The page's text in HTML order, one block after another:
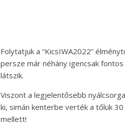
Folytatjuk a “KicsIWA2022”
persze már néhány igencsak
látszik.
Viszont a legjelentősebb
ki, simán kenterbe verték a tőlük
mellett!